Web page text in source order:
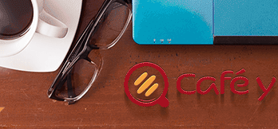
¿CAFÉ Y AREPAS?